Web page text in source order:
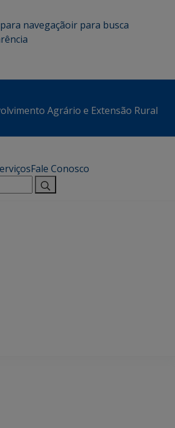
navegaçãoir para busca
Agrário e Extensão Rural
Fale Conosco